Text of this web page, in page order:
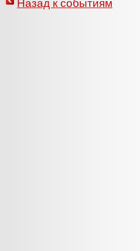
Назад к событиям